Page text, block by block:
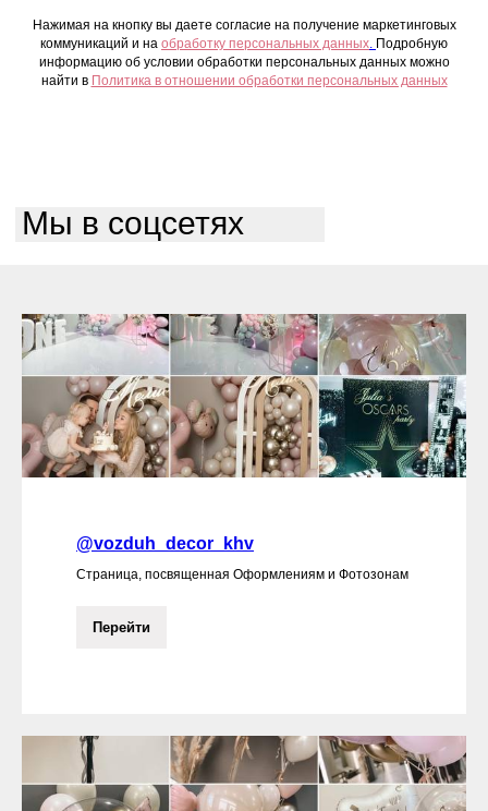
Нажимая на кнопку вы даете согласие на получение маркетинговых
коммуникаций и на обработку персональных данных Подробную
информацию об условии обработки персональных данных можно
найти в Политика в отношении обработки персональных данных
Мы в соцсетях
@vozduh_decor_khv
Страница, посвященная Оформлениям и Фотозонам
Перейти